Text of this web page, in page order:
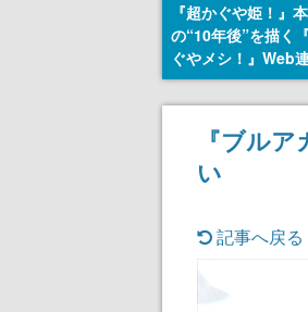
『超かぐや姫！』
の“10年後”を描く
ぐやメシ！』Web
定。新たなWebマ
ーベル「ビビビコ
ク」にて特別話が掲
タート、あのお話
まだ続きがある！
『ブル
い
記事へ戻る